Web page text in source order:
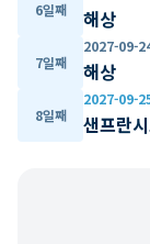
6일째 해상
7일째
2027-09-
해상
8일째
2027-09-
샌프란